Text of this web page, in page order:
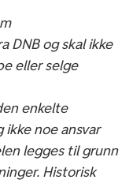
DNB og skal ikke
eller selge
enkelte
ikke noe ansvar
legges til grunn
Historisk